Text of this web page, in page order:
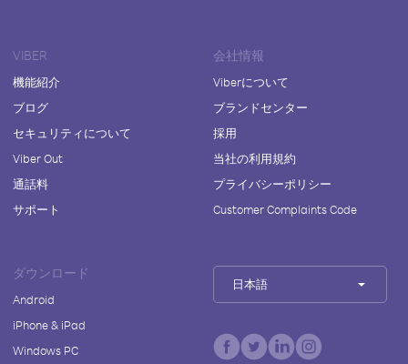
VIBER
機能紹介
ブログ
セキュリティについて
Viber Out
通話料
サポート
会社情報
Viberについて
ブランドセンター
採用
当社の利用規約
プライバシーポリシー
Customer Complaints Code
ダウンロード
Android
iPhone & iPad
Windows PC
日本語